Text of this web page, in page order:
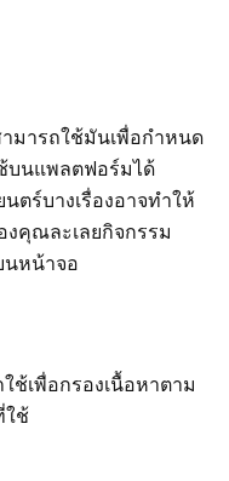
มารถใช้มันเพื่อกำหนด
บนแพลตฟอร์มได้
ตร์บางเรื่องอาจทำให้
คุณละเลยกิจกรรม
หน้าจอ
เพื่อกรองเนื้อหาตาม
ใช้